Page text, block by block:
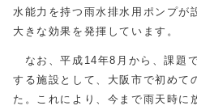
水能力を持つ雨水排水用ポンプが
大きな効果を発揮しています。
なお、平成14年8月から、課題
する施設として、大阪市で初めて
た。これにより、今まで雨天時に